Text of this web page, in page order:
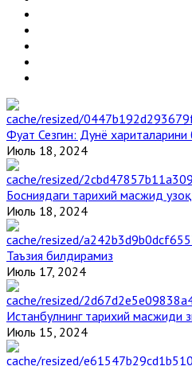
Фуат Сезгин: Дунё
Июль 18, 2024
Босниядаги тарихий масжид
Июль 18, 2024
Таъзия билдирамиз
Июль 17, 2024
Истанбулнинг тарихий масжиди
Июль 15, 2024